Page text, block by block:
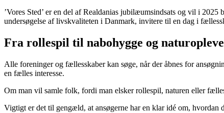
’Vores Sted’ er en del af Realdanias jubilæumsindsats og vil i
undersøgelse af livskvaliteten i Danmark, invitere til en dag i
Fra rollespil til nabohygge og
Alle foreninger og fællesskaber kan søge, når der åbnes for
en fælles interesse.
Om man vil samle folk, fordi man elsker rollespil, naturen eller
Vigtigt er det til gengæld, at ansøgerne har en klar idé om,